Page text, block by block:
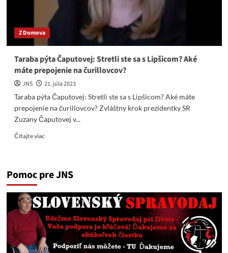
druhé
kolo
Z Domova
Taraba pýta Čaputovej: Stretli ste sa s Lipšicom? Aké
máte prepojenie na čurillovcov?
JNS
21. júla 2023
Taraba pýta Čaputovej: Stretli ste sa s Lipšicom? Aké máte
prepojenie na čurillovcov? Zvláštny krok prezidentky SR
Zuzany Čaputovej v...
Čítajte viacRead
pýta
Stretli
ste
s
Lipšicom?
Aké
máte
Pomoc pre JNS